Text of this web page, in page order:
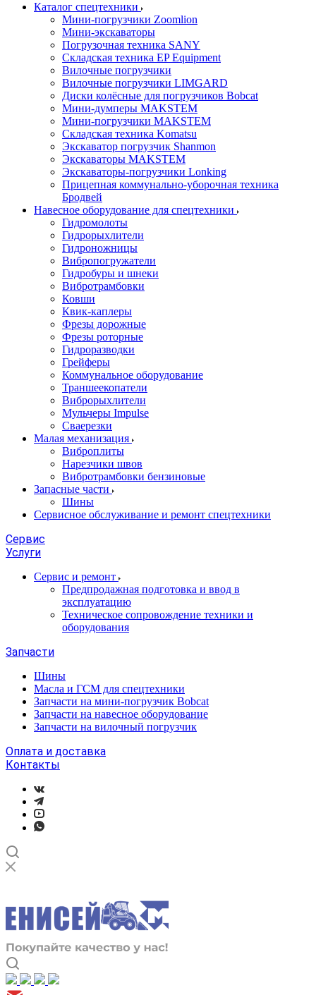
Каталог спецтехники
Мини-погрузчики Zoomlion
Мини-экскаваторы
Погрузочная техника SANY
Складская техника EP Equipment
Вилочные погрузчики
Вилочные погрузчики LIMGARD
Диски колёсные для погрузчиков Bobcat
Мини-думперы MAKSTEM
Мини-погрузчики MAKSTEM
Складская техника Komatsu
Экскаватор погрузчик Shanmon
Экскаваторы MAKSTEM
Экскаваторы-погрузчики Lonking
Прицепная коммунально-уборочная техника
Бродвей
Навесное оборудование для спецтехники
Гидромолоты
Гидрорыхлители
Гидроножницы
Вибропогружатели
Гидробуры и шнеки
Вибротрамбовки
Ковши
Квик-каплеры
Фрезы дорожные
Фрезы роторные
Гидроразводки
Грейферы
Коммунальное оборудование
Траншеекопатели
Виброрыхлители
Мульчеры Impulse
Сваерезки
Малая механизация
Виброплиты
Нарезчики швов
Вибротрамбовки бензиновые
Запасные части
Шины
Сервисное обслуживание и ремонт спецтехники
Сервис
Услуги
Сервис и ремонт
Предпродажная подготовка и ввод в
эксплуатацию
Техническое сопровождение техники и
оборудования
Запчасти
Шины
Масла и ГСМ для спецтехники
Запчасти на мини-погрузчик Bobcat
Запчасти на навесное оборудование
Запчасти на вилочный погрузчик
Оплата и доставка
Контакты